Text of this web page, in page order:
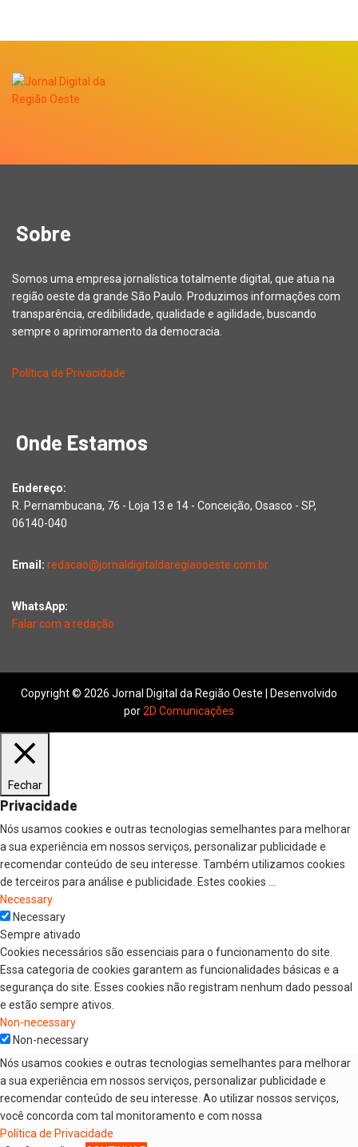
Sobre
Somos uma empresa jornalística totalmente digital, que atua na
região oeste da grande São Paulo. Produzimos informações com
transparência, credibilidade, qualidade e agilidade, buscando
sempre o aprimoramento da democracia.
Política de Privacidade
Onde Estamos
Endereço:
R. Pernambucana, 76 - Loja 13 e 14 - Conceição, Osasco - SP,
06140-040
Email: redacao@jornaldigitaldaregiaooeste.com.br
WhatsApp:
Falar com a redação
Copyright © 2026 Jornal Digital da Região Oeste | Desenvolvido
por2D Comunicações
Nós usamos cookies e outras tecnologias semelhantes para melhorar
a sua experiência em nossos serviços, personalizar publicidade e
recomendar conteúdo de seu interesse. Ao utilizar nossos serviços,
você concorda com tal monitoramento e com nossa
Política de Privacidade
Fechar
Privacidade
Nós usamos cookies e outras tecnologias semelhantes para melhorar
a sua experiência em nossos serviços, personalizar publicidade e
recomendar conteúdo de seu interesse. Também utilizamos cookies
de terceiros para análise e publicidade. Estes cookies ...
Necessary
Necessary
Sempre ativado
Cookies necessários são essenciais para o funcionamento do site.
Essa categoria de cookies garantem as funcionalidades básicas e a
segurança do site. Esses cookies não registram nenhum dado pessoal
e estão sempre ativos.
Non-necessary
Non-necessary
Cookies que não são necessários para o funcionamento do site
incluem os cookies que coletam dados para análises e publicidade,
conforme expresso em nossa Política de Privacidade.
SALVAR E ACEITAR